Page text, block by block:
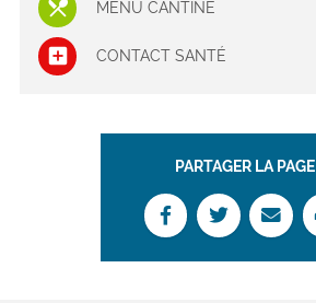
MENU CANTINE
CONTACT SANTÉ
PARTAGER LA PAGE